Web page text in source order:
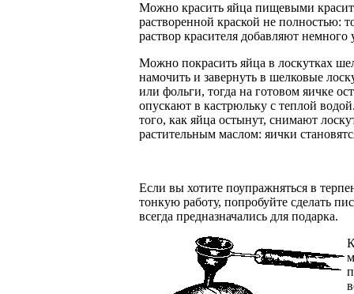
Можно красить яйца пищевыми
растворенной краской не полностью:
раствор красителя добавляют
Можно покрасить яйца в лоскутках
намочить и завернуть в шелковые
или фольги, тогда на готовом яичке
опускают в кастрюльку с теплой
того, как яйца остынут, снимают
растительным маслом: яички
Если вы хотите поупражняться в
тонкую работу, попробуйте сделать
всегда предназначались для подарка.